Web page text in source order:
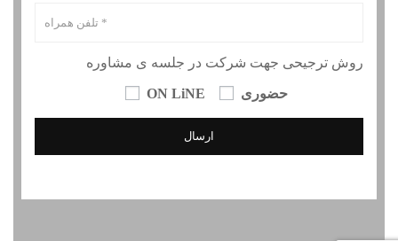
روش ترجیحی جهت شرکت در جلسه ی مشاوره
حضوری ON LiNE